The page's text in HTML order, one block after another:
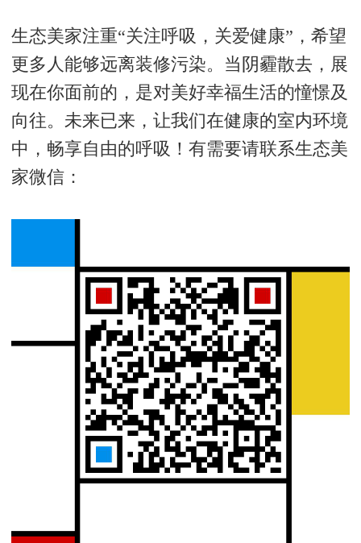
生态美家注重“关注呼吸，关爱健康”，希望
更多人能够远离装修污染。当阴霾散去，展
现在你面前的，是对美好幸福生活的憧憬及
向往。未来已来，让我们在健康的室内环境
中，畅享自由的呼吸！有需要请联系生态美
家微信：